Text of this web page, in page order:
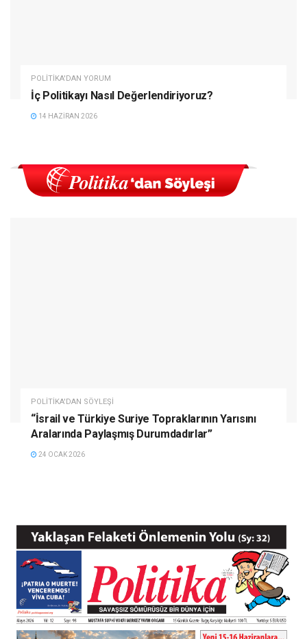
POLITIKA'DAN YORUM
İç Politikayı Nasıl Değerlendiriyoruz?
14 HAZIRAN 2026
POLITIKA'DAN SÖYLEŞI
“İsrail ve Türkiye Suriye Topraklarının Yarısını
Aralarında Paylaşmış Durumdadırlar”
24 OCAK 2026